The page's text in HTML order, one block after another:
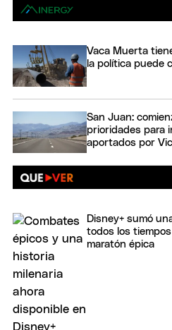
Vaca Muerta
la política puede
San Juan:
prioridades para
aportados por
Disney+ sumó
todos los
maratón épica